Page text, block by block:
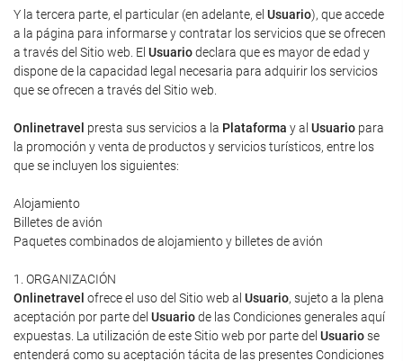
Y la tercera parte, el particular (en adelante, el Usuario), que accede
a la página para informarse y contratar los servicios que se ofrecen
a través del Sitio web. El Usuariodeclara que es mayor de edad y
dispone de la capacidad legal necesaria para adquirir los servicios
que se ofrecen a través del Sitio web.
Onlinetravel presta sus servicios a la Plataforma y al Usuario para
la promoción y venta de productos y servicios turísticos, entre los
que se incluyen los siguientes:
Alojamiento
Billetes de avión
Paquetes combinados de alojamiento y billetes de avión
1. ORGANIZACIÓN
Onlinetravel ofrece el uso del Sitio web al Usuario, sujeto a la plena
aceptación por parte del Usuariode las Condiciones generales aquí
expuestas. La utilización de este Sitio web por parte del Usuariose
entenderá como su aceptación tácita de las presentes Condiciones